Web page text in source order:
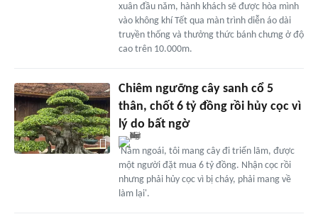
xuân đầu năm, hành khách sẽ được hòa mình
vào không khí Tết qua màn trình diễn áo dài
truyền thống và thưởng thức bánh chưng ở độ
cao trên 10.000m.
Chiêm ngưỡng cây sanh cổ 5
thân, chốt 6 tỷ đồng rồi hủy cọc vì
lý do bất ngờ
'Năm ngoái, tôi mang cây đi triển lãm, được
một người đặt mua 6 tỷ đồng. Nhận cọc rồi
nhưng phải hủy cọc vì bị cháy, phải mang về
làm lại'.